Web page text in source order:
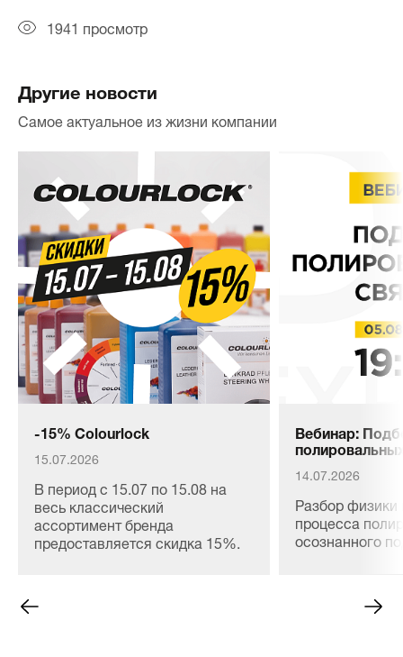
1941 просмотр
Другие новости
Самое актуальное из жизни компании
-15% Colourlock
15.07.2026
В период с 15.07 по 15.08 на
весь классический
ассортимент бренда
предоставляется скидка 15%.
Вебинар:
14.07.2026
Разбор
процесса
осознанного
ЛКП любой